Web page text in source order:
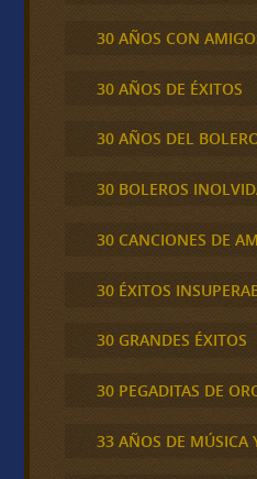
30 AÑOS CON
30 AÑOS DE ÉXITOS
30 AÑOS DEL
30 BOLEROS
30 CANCIONES DE
30 ÉXITOS
30 GRANDES ÉXITOS
30 PEGADITAS DE
33 AÑOS DE MÚSICA